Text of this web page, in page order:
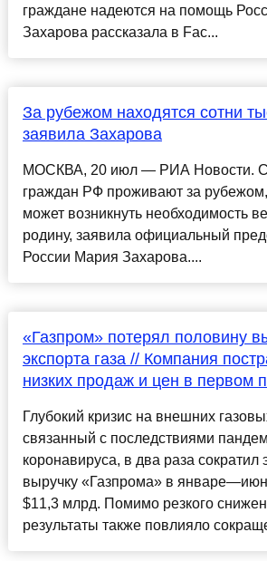
граждане надеются на помощь
Захарова рассказала в Fac...
За рубежом находятся сотни
заявила Захарова
МОСКВА, 20 июл — РИА Новости.
граждан РФ проживают за рубежом,
может возникнуть необходимость
родину, заявила официальный
России Мария Захарова....
«Газпром» потерял половину
экспорта газа // Компания
низких продаж и цен в первом
Глубокий кризис на внешних
связанный с последствиями
коронавируса, в два раза сократил
выручку «Газпрома» в
$11,3 млрд. Помимо резкого
результаты также повлияло